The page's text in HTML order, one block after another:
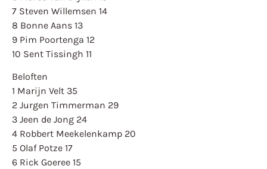
7 Steven Willemsen 14
8 Bonne Aans 13
9 Pim Poortenga 12
10 Sent Tissingh 11
Beloften
1 Marijn Velt 35
2 Jurgen Timmerman 29
3 Jeen de Jong 24
4 Robbert Meekelenkamp 20
5 Olaf Potze 17
6 Rick Goeree 15